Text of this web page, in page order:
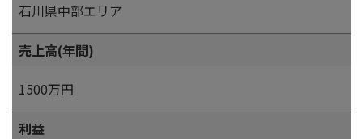
石川県中部エリア
売上高(年間)
1500万円
利益